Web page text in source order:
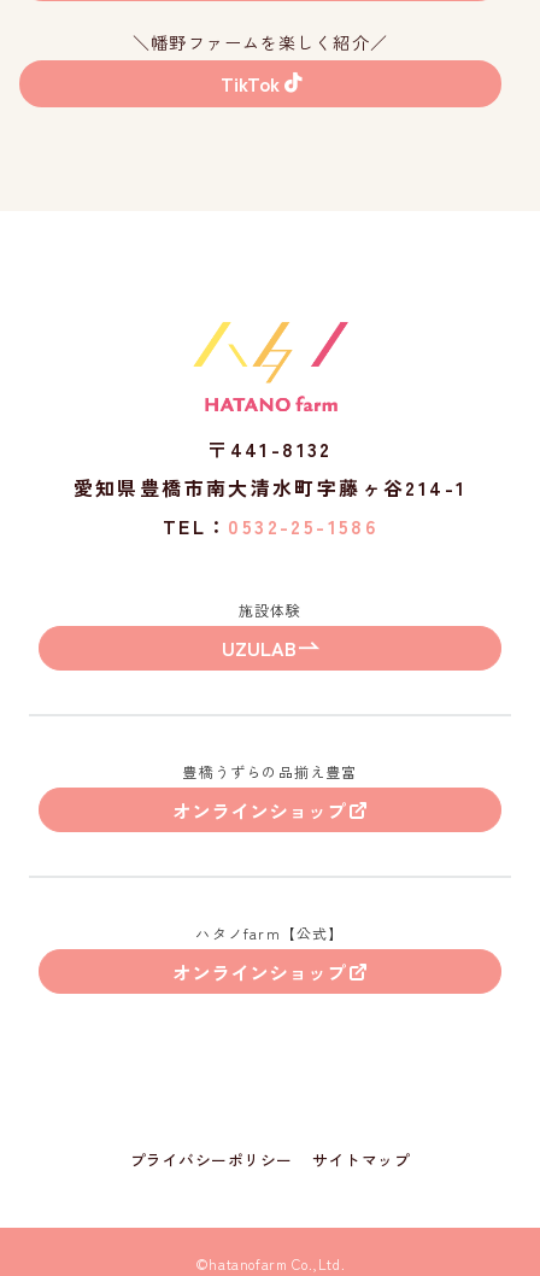
＼幡野ファームを楽しく紹介／
TikTok
〒441-8132
愛知県豊橋市南大清水町字藤ヶ谷214-1
TEL： 0532-25-1586
施設体験
UZULAB
豊橋うずらの品揃え豊富
オンラインショップ
ハタノfarm【公式】
オンラインショップ
プライバシーポリシー サイトマップ
©hatanofarm Co.,Ltd.